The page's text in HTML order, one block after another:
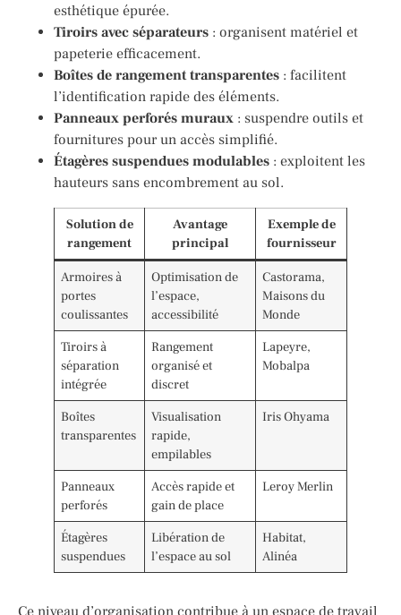
esthétique épurée.
Tiroirs avec séparateurs : organisent matériel et
papeterie efficacement.
Boîtes de rangement transparentes : facilitent
l’identification rapide des éléments.
Panneaux perforés muraux : suspendre outils et
fournitures pour un accès simplifié.
Étagères suspendues modulables : exploitent les
hauteurs sans encombrement au sol.
Solution de
rangement
Avantage
principal
Exemple de
fournisseur
Armoires à
portes
coulissantes
Optimisation de
l’espace,
accessibilité
Castorama,
Maisons du
Monde
Tiroirs à
séparation
intégrée
Rangement
organisé et
discret
Lapeyre,
Mobalpa
Boîtes
transparentes
Visualisation
rapide,
empilables
Iris Ohyama
Panneaux
perforés
Accès rapide et
gain de place
Leroy Merlin
Étagères
suspendues
Libération de
l’espace au sol
Habitat,
Alinéa